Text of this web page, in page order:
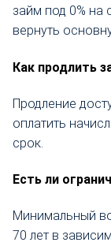
займ под 0% на
вернуть
Как продлить
Продление
оплатить
срок.
Есть ли
Минимальный
70 лет в